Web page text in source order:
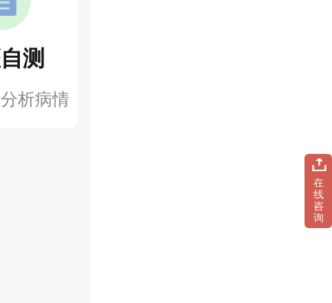
测
析病情
在
线
咨
询